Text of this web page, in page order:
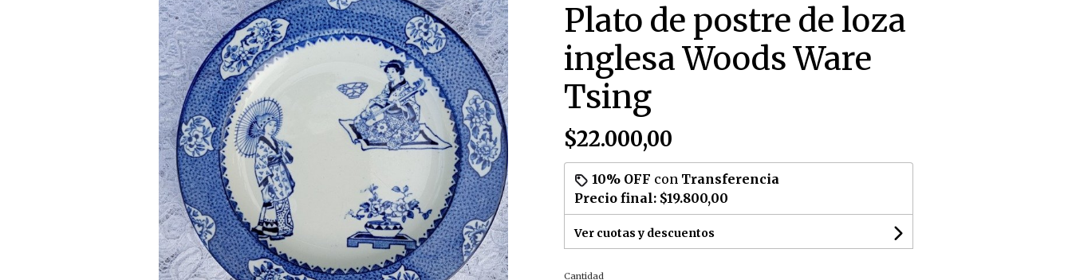
Plato de postre de loza
inglesa Woods Ware
Tsing
$22.000,00
10% OFF con Transferencia
Precio final: $19.800,00
Ver cuotas y descuentos
Cantidad